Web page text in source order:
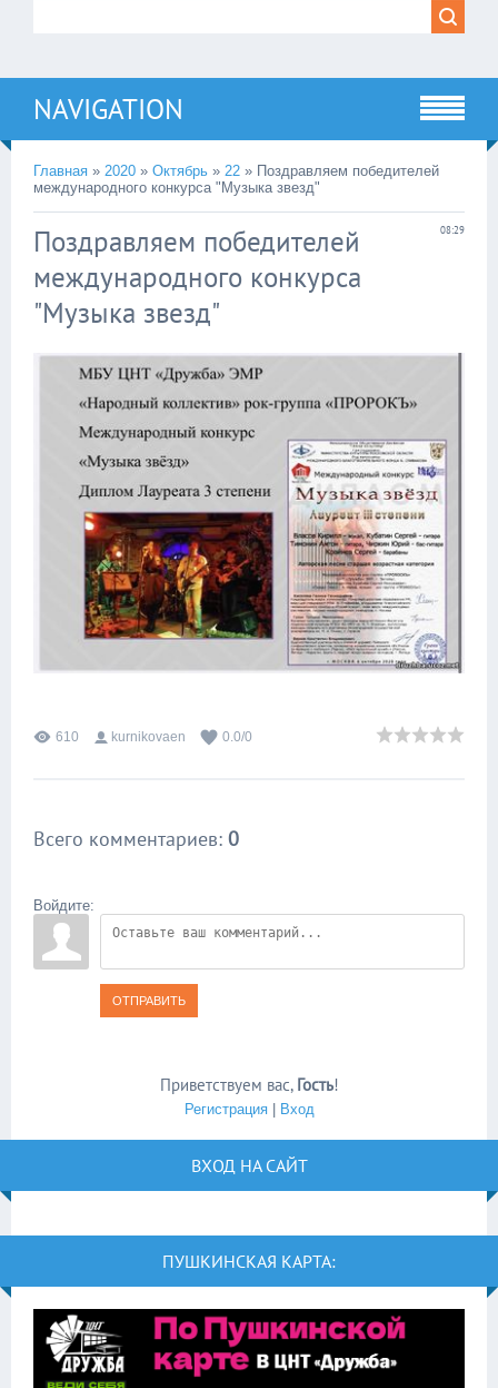
NAVIGATION
Главная » 2020 » Октябрь » 22 » Поздравляем победителей
международного конкурса "Музыка звезд"
08:29
Поздравляем победителей
международного конкурса
"Музыка звезд"
610 kurnikovaen 0.0/0
Всего комментариев: 0
Войдите:
ОТПРАВИТЬ
Приветствуем вас, Гость!
Регистрация| Вход
ВХОД НА САЙТ
ПУШКИНСКАЯ КАРТА: